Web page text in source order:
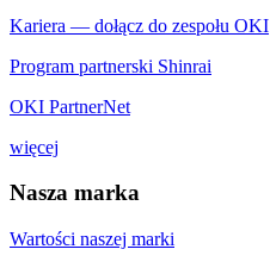
Kariera — dołącz do zespołu OKI
Program partnerski Shinrai
OKI PartnerNet
więcej
Nasza marka
Wartości naszej marki